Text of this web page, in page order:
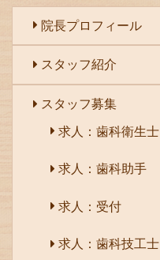
院長プロフィール
スタッフ紹介
スタッフ募集
求人：歯科衛生士
求人：歯科助手
求人：受付
求人：歯科技工士